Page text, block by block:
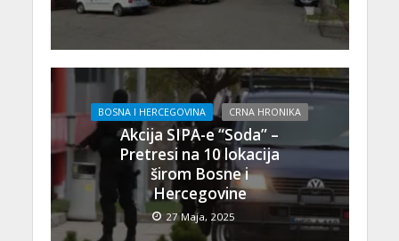
BOSNA I HERCEGOVINA CRNA HRONIKA
Akcija SIPA-e “Soda” –
Pretresi na 10 lokacija
širom Bosne i
Hercegovine
27 Maja, 2025